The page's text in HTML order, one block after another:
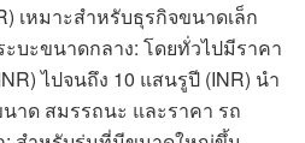
เหมาะสำหรับธุรกิจขนาดเล็ก
บะขนาดกลาง: โดยทั่วไปมีราคา
ไปจนถึง 10 แสนรูปี (INR) นำ
าด สมรรถนะ และราคา รถ